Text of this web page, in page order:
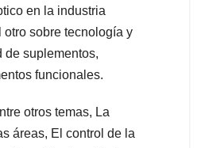
en la industria
otro sobre tecnología y
de suplementos,
funcionales.
otros temas, La
áreas, El control de la